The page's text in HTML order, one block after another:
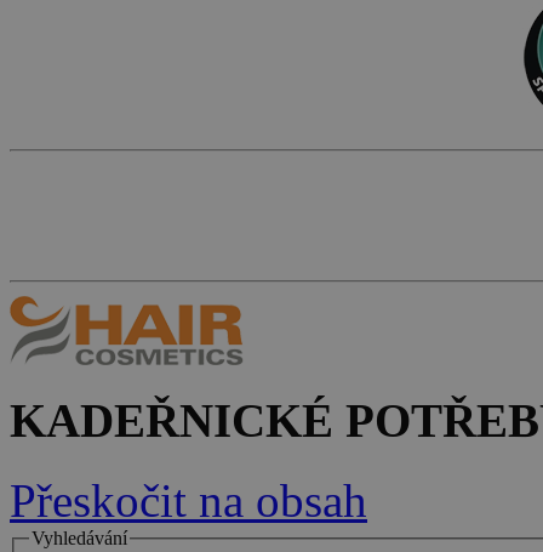
KADEŘNICKÉ
Přeskočit na obsah
Vyhledávání